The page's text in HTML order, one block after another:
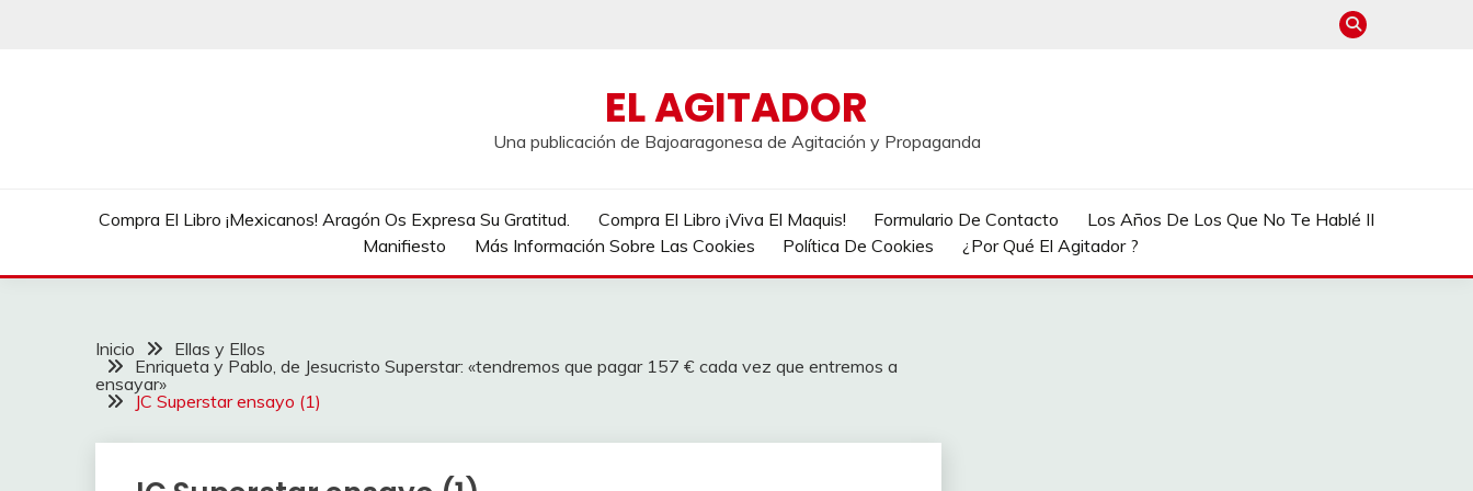
EL AGITADOR
Una publicación de Bajoaragonesa de Agitación y Propaganda
Compra El Libro ¡Mexicanos! Aragón Os Expresa Su Gratitud. Compra El Libro ¡Viva El Maquis! Formulario De Contacto
Los Años De Los Que No Te Hablé II
Manifiesto
Más Información Sobre Las Cookies Política De Cookies ¿Por Qué El Agitador ?
Inicio
Ellas y Ellos
Enriqueta y Pablo, de Jesucristo Superstar: «tendremos que pagar 157 € cada vez que entremos a
ensayar»
JC Superstar ensayo (1)